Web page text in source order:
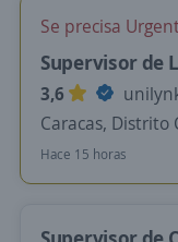
Se precisa
Supervisor de
3,6
Caracas, Distrito
Hace 15 horas